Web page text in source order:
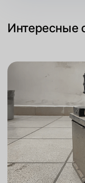
Интересные